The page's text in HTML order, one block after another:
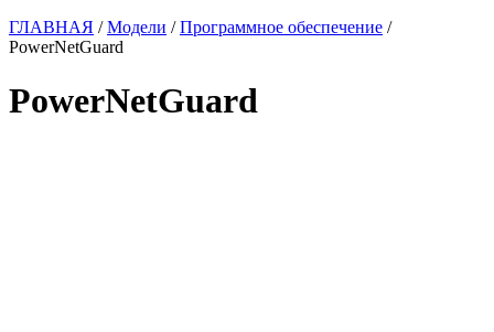
ГЛАВНАЯ /Модели /Программное обеспечение /
PowerNetGuard
PowerNetGuard